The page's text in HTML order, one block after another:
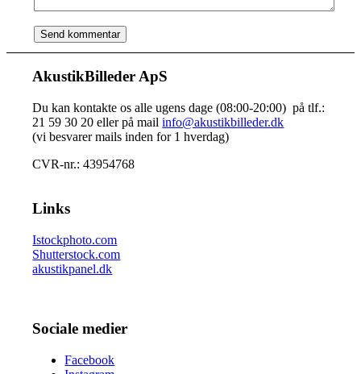
AkustikBilleder ApS
Du kan kontakte os alle ugens dage (08:00-20:00) på tlf.:
21 59 30 20 eller på mailinfo@akustikbilleder.dk
(vi besvarer mails inden for 1 hverdag)
CVR-nr.: 43954768
Links
Istockphoto.com
Shutterstock.com
akustikpanel.dk
Sociale medier
Facebook